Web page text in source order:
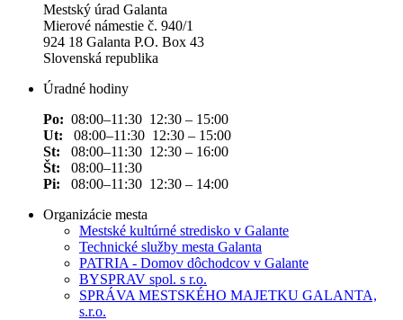
Mestský úrad Galanta
Mierové námestie č. 940/1
924 18 Galanta P.O. Box 43
Slovenská republika
Úradné hodiny
Po: 08:00–11:30 12:30 – 15:00
Ut: 08:00–11:30 12:30 – 15:00
St: 08:00–11:30 12:30 – 16:00
Št: 08:00–11:30
Pi: 08:00–11:30 12:30 – 14:00
Organizácie mesta
Mestské kultúrné stredisko v Galante
Technické služby mesta Galanta
PATRIA - Domov dôchodcov v Galante
BYSPRAV spol. s r.o.
SPRÁVA MESTSKÉHO MAJETKU GALANTA,
s.r.o.